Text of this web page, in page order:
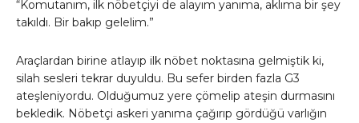
“Komutanım, ilk nöbetçiyi de alayım yanıma, aklıma bir şey
takıldı. Bir bakıp gelelim.”
Araçlardan birine atlayıp ilk nöbet noktasına gelmiştik ki,
silah sesleri tekrar duyuldu. Bu sefer birden fazla G3
ateşleniyordu. Olduğumuz yere çömelip ateşin durmasını
bekledik. Nöbetçi askeri yanıma çağırıp gördüğü varlığın